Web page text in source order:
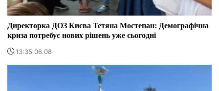
Директорка ДОЗ Києва Тетяна Мостепан: Демографічна
криза потребує нових рішень уже сьогодні
13:35 06.08